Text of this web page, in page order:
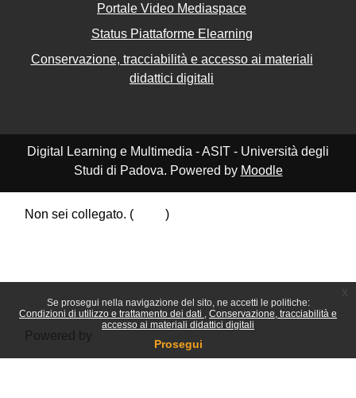
Se prosegui nella navigazione del sito, ne accetti le politiche:
Condizioni di utilizzo e trattamento dei dati
Conservazione, tracciabilità e
accesso ai materiali didattici digitali
Prosegui
Portale Video Mediaspace
Status Piattaforme Elearning
Conservazione, tracciabilità e accesso ai materiali
didattici digitali
Digital Learning e Multimedia - ASIT - Università degli
Studi di Padova. Powered by Moodle
Non sei collegato. (
)
Powered by